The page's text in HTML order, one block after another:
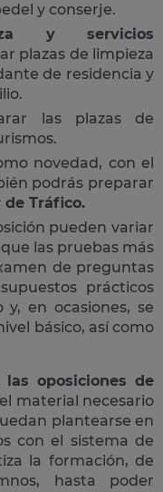
y conserje.
y servicios
plazas de limpieza
de residencia y
las plazas de
novedad, con el
podrás preparar
Tráfico.
pueden variar
las pruebas más
de preguntas
prácticos
en ocasiones, se
básico, así como
las oposiciones de
material necesario
plantearse en
con el sistema de
la formación, de
hasta poder